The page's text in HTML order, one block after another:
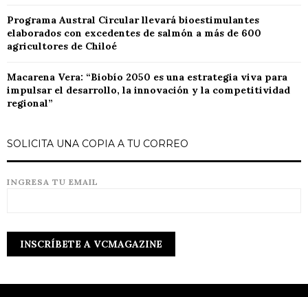
Programa Austral Circular llevará bioestimulantes
elaborados con excedentes de salmón a más de 600
agricultores de Chiloé
Macarena Vera: “Biobío 2050 es una estrategia viva para
impulsar el desarrollo, la innovación y la competitividad
regional”
SOLICITA UNA COPIA A TU CORREO
INGRESA TU EMAIL